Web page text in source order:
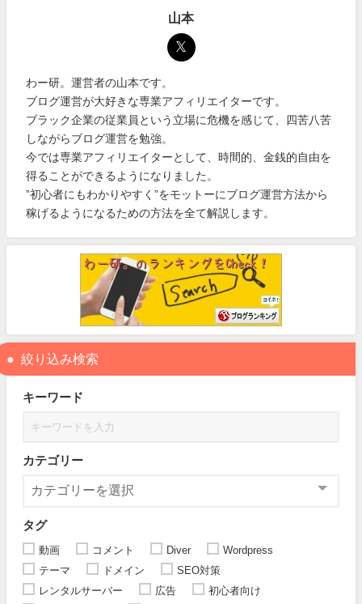
山本
わー研。運営者の山本です。
ブログ運営が大好きな専業アフィリエイターです。
ブラック企業の従業員という立場に危機を感じて、四苦八苦
しながらブログ運営を勉強。
今では専業アフィリエイターとして、時間的、金銭的自由を
得ることができるようになりました。
”初心者にもわかりやすく”をモットーにブログ運営方法から
稼げるようになるための方法を全て解説します。
絞り込み検索
キーワード
カテゴリー
タグ
動画 コメント Diver
Wordpress
テーマ
ドメイン
SEO対策
レンタルサーバー
広告
初心者向け